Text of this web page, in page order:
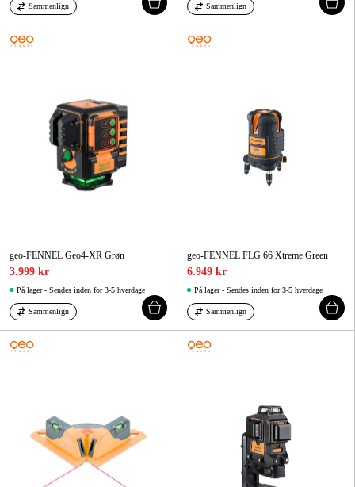
Sammenlign Sammenlign
geo-FENNEL Geo4-XR Grøn
3.999 kr
På lager - Sendes inden for 3-5 hverdage
Sammenlign
geo-FENNEL FLG 66 Xtreme Green
6.949 kr
På lager - Sendes inden for 3-5 hverdage
Sammenlign